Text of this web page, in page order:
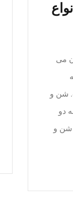
می
شن و
دو
شن و